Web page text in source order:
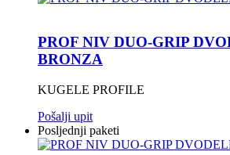
PROF NIV DUO-GRIP
BRONZA
KUGELE PROFILE
Pošalji upit
Posljednji paketi